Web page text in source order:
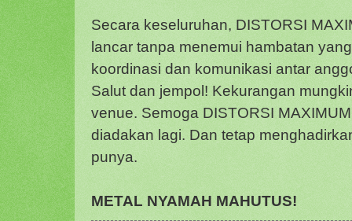
Secara keseluruhan, DISTORSI
lancar tanpa menemui hambatan
koordinasi dan komunikasi antar
Salut dan jempol! Kekurangan
venue. Semoga DISTORSI
diadakan lagi. Dan tetap
punya.
METAL NYAMAH MAHUTUS!